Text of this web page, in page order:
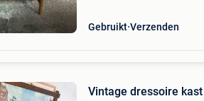
Gebruikt Verzenden